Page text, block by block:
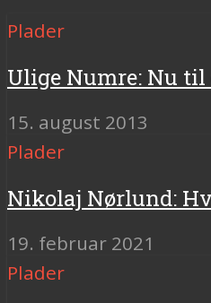
Plader
Ulige Numre: Nu til
15. august 2013
Plader
Nikolaj Nørlund:
19. februar 2021
Plader